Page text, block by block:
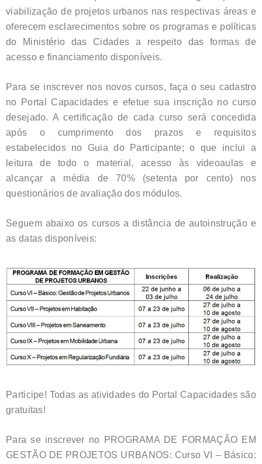
viabilização de projetos urbanos nas respectivas áreas e
oferecem esclarecimentos sobre os programas e políticas
do Ministério das Cidades a respeito das formas de
acesso e financiamento disponíveis.
Para se inscrever nos novos cursos, faça o seu cadastro
no Portal Capacidades e efetue sua inscrição no curso
desejado. A certificação de cada curso será concedida
após o cumprimento dos prazos e requisitos
estabelecidos no Guia do Participante; o que inclui a
leitura de todo o material, acesso às videoaulas e
alcançar a média de 70% (setenta por cento) nos
questionários de avaliação dos módulos.
Seguem abaixo os cursos a distância de autoinstrução e
as datas disponíveis:
Participe! Todas as atividades do Portal Capacidades são
gratuitas!
Para se inscrever no PROGRAMA DE FORMAÇÃO EM
GESTÃO DE PROJETOS URBANOS: Curso VI – Básico: